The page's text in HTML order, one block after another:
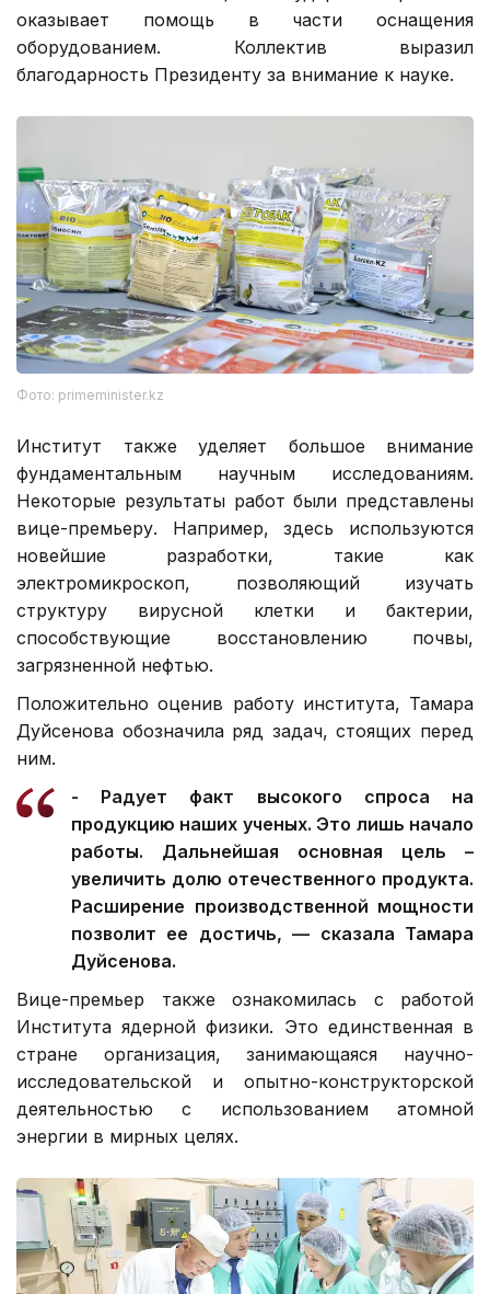
оказывает помощь в части оснащения
оборудованием. Коллектив выразил
благодарность Президенту за внимание к науке.
Фото: primeminister.kz
Институт также уделяет большое внимание
фундаментальным научным исследованиям.
Некоторые результаты работ были представлены
вице-премьеру. Например, здесь используются
новейшие разработки, такие как
электромикроскоп, позволяющий изучать
структуру вирусной клетки и бактерии,
способствующие восстановлению почвы,
загрязненной нефтью.
Положительно оценив работу института, Тамара
Дуйсенова обозначила ряд задач, стоящих перед
ним.
- Радует факт высокого спроса на
продукцию наших ученых. Это лишь начало
работы. Дальнейшая основная цель –
увеличить долю отечественного продукта.
Расширение производственной мощности
позволит ее достичь, — сказала Тамара
Дуйсенова.
Вице-премьер также ознакомилась с работой
Института ядерной физики. Это единственная в
стране организация, занимающаяся научно-
исследовательской и опытно-конструкторской
деятельностью с использованием атомной
энергии в мирных целях.